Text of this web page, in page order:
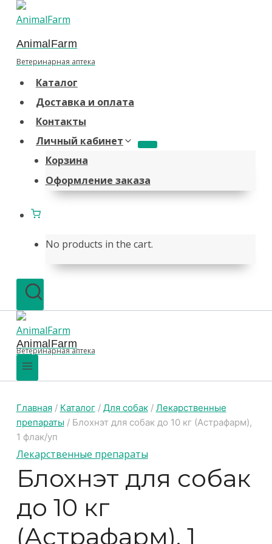
Перейти
содержанию
AnimalFarm
Ветеринарная аптека
Каталог
Доставка и оплата
Контакты
Личный кабинет
Корзина
Оформление заказа
No products in the cart.
AnimalFarm
Ветеринарная аптека
Главная / Каталог / Для собак / Лекарственные
препараты / Блохнэт для собак до 10 кг (Астрафарм),
1 флак/уп
Лекарственные препараты
Блохнэт для собак
до 10 кг
(Астрафарм), 1